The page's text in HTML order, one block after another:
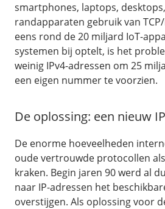
smartphones, laptops,
randapparaten gebruik van
eens rond de 20 miljard IoT-
systemen bij optelt, is het
weinig IPv4-adressen om 25
een eigen nummer te voorzien.
De oplossing: een nieuw
De enorme hoeveelheden
oude vertrouwde protocollen
kraken. Begin jaren 90 werd al
naar IP-adressen het
overstijgen. Als oplossing voor